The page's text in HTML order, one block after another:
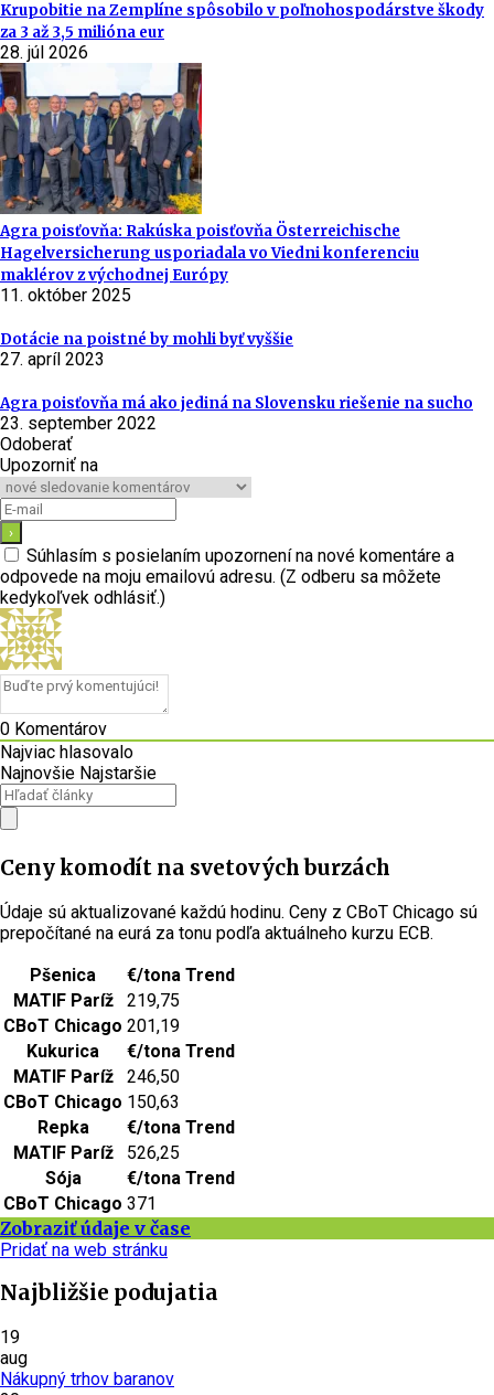
Krupobitie na Zemplíne spôsobilo v poľnohospodárstve škody
za 3 až 3,5 milióna eur
28. júl 2026
Agra poisťovňa: Rakúska poisťovňa Österreichische
Hagelversicherung usporiadala vo Viedni konferenciu
maklérov z východnej Európy
11. október 2025
Dotácie na poistné by mohli byť vyššie
27. apríl 2023
Agra poisťovňa má ako jediná na Slovensku riešenie na sucho
23. september 2022
Odoberať
Upozorniť na
Súhlasím s posielaním upozornení na nové komentáre a
odpovede na moju emailovú adresu. (Z odberu sa môžete
kedykoľvek odhlásiť.)
0 Komentárov
Najviac hlasovalo
Najnovšie Najstaršie
Ceny komodít na svetových burzách
Údaje sú aktualizované každú hodinu. Ceny z CBoT Chicago sú
prepočítané na eurá za tonu podľa aktuálneho kurzu ECB.
Pšenica
€/tona Trend
MATIF Paríž
219,75
CBoT Chicago 201,19
Kukurica
€/tona Trend
MATIF Paríž
246,50
CBoT Chicago 150,63
Repka
€/tona Trend
MATIF Paríž
526,25
Sója
€/tona Trend
CBoT Chicago 371
Zobraziť údaje v čase
Pridať na web stránku
Najbližšie podujatia
19
aug
Nákupný trhov baranov